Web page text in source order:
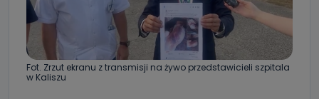
Fot. Zrzut ekranu z transmisji na żywo przedstawicieli szpitala
w Kaliszu